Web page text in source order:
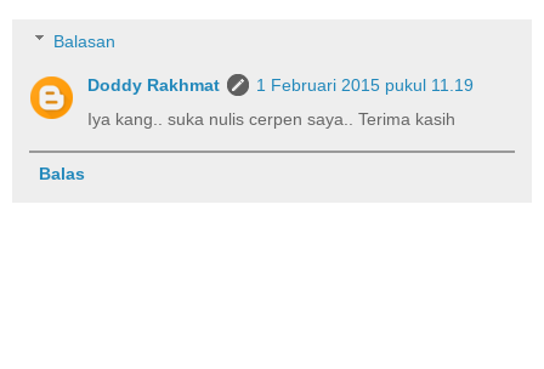
Balasan
Doddy Rakhmat
1 Februari 2015 pukul 11.19
Iya kang.. suka nulis cerpen saya.. Terima kasih
Balas